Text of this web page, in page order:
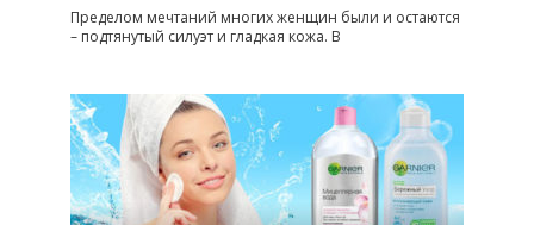
Пределом мечтаний многих женщин были и остаются
– подтянутый силуэт и гладкая кожа. В